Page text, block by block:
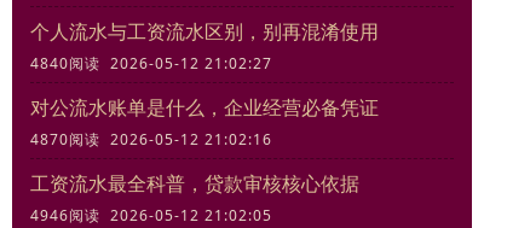
个人流水与工资流水区别，别再混淆使用
4840阅读 2026-05-12 21:02:27
对公流水账单是什么，企业经营必备凭证
4870阅读 2026-05-12 21:02:16
工资流水最全科普，贷款审核核心依据
4946阅读 2026-05-12 21:02:05